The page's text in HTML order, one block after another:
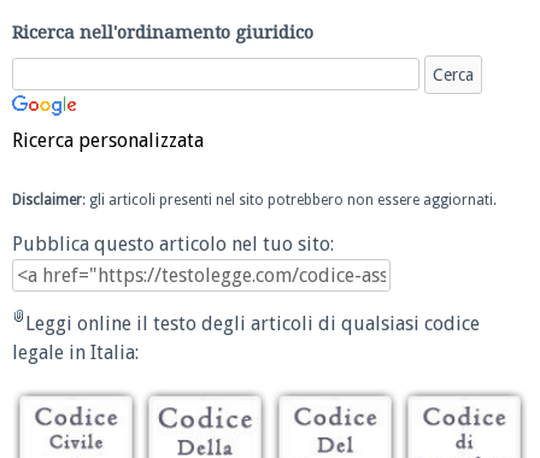
Ricerca nell'ordinamento giuridico
Ricerca personalizzata
Disclaimer: gli articoli presenti nel sito potrebbero non essere aggiornati.
Pubblica questo articolo nel tuo sito:
Leggi online il testo degli articoli di qualsiasi codice
legale in Italia: